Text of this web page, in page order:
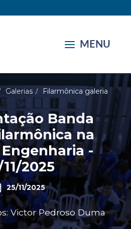
MENU
Galerias Filarmônica galeria
Banda
na
-
2025
25/11/2025
Victor Pedroso Duma